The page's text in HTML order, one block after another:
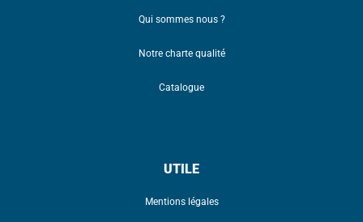
Qui sommes nous ?
Notre charte qualité
Catalogue
UTILE
Mentions légales